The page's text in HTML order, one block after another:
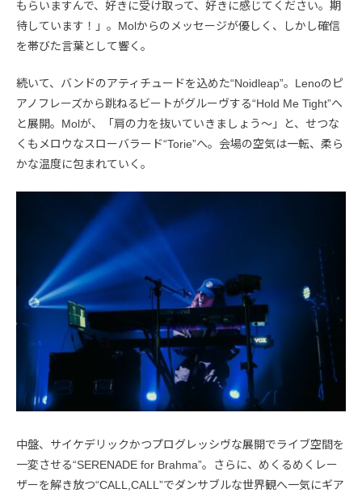
もらいますんで、好きに受け取って、好きに感じてください。期
待しています！」。Molからのメッセージが優しく、しかし確信
を帯びた言葉として響く。
続いて、バンドのアティチュードを込めた“Noidleap”。Lenoのピ
アノフレーズから跳ねるビートがグルーヴする“Hold Me Tight”へ
と展開。Molが、「肩の力を抜いていきましょう〜」と、せつな
くもメロウなスローバラード“Torie”へ。会場の空気は一転、柔ら
かな温度に包まれていく。
中盤、サイケデリックかつプログレッシヴな展開でライブ空間を
一変させる“SERENADE for Brahma”。さらに、めくるめくレー
ザーを解き放つ“CALL,CALL”でダンサブルな世界観へ一気にギア